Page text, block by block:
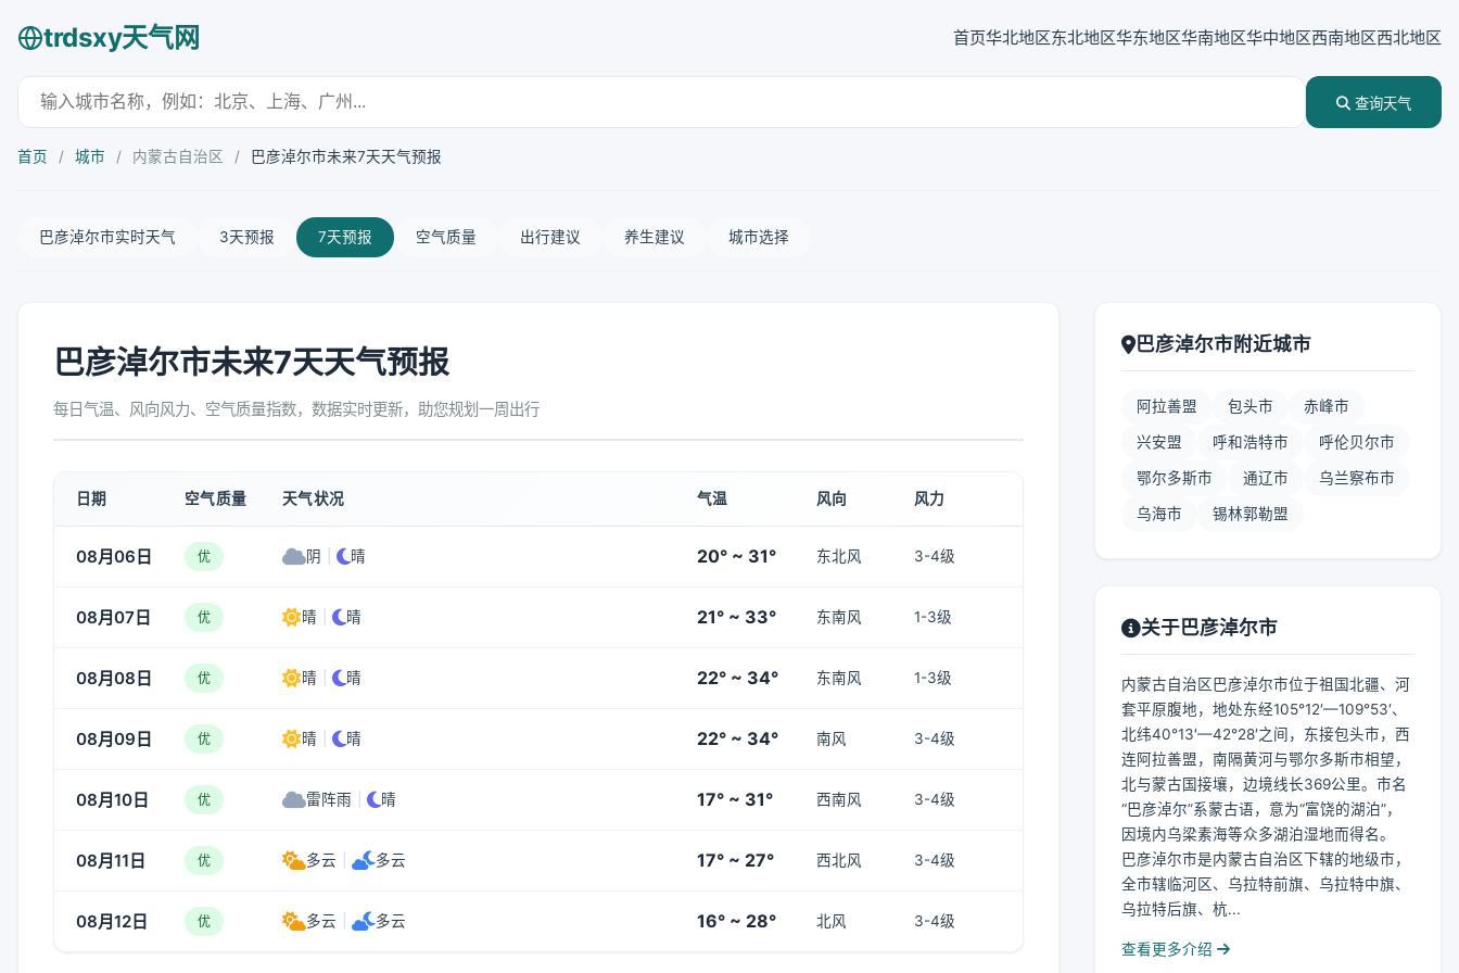
trdsxy天气网 首页华北地区东北地区华东地区华南地区华中地区西南地区西北地区
查询天气
首页 / 城市 / 内蒙古自治区 / 巴彦淖尔市未来7天天气预报
巴彦淖尔市实时天气 3天预报 7天预报 空气质量 出行建议 养生建议 城市选择
巴彦淖尔市未来7天天气预报
每日气温、风向风力、空气质量指数，数据实时更新，助您规划一周出行
日期 空气质量 天气状况 气温 风向 风力
08月06日 优 阴 晴 20° ~ 31° 东北风 3-4级
08月07日 优 晴 晴 21° ~ 33° 东南风 1-3级
08月08日 优 晴 晴 22° ~ 34° 东南风 1-3级
08月09日 优 晴 晴 22° ~ 34° 南风 3-4级
08月10日 优 雷阵雨 晴 17° ~ 31° 西南风 3-4级
08月11日 优 多云 多云 17° ~ 27° 西北风 3-4级
08月12日 优 多云 多云 16° ~ 28° 北风 3-4级
巴彦淖尔市附近城市
阿拉善盟 包头市 赤峰市
兴安盟 呼和浩特市 呼伦贝尔市
鄂尔多斯市 通辽市 乌兰察布市
乌海市 锡林郭勒盟
关于巴彦淖尔市
内蒙古自治区巴彦淖尔市位于祖国北疆、河
套平原腹地，地处东经105°12′—109°53′、
北纬40°13′—42°28′之间，东接包头市，西
连阿拉善盟，南隔黄河与鄂尔多斯市相望，
北与蒙古国接壤，边境线长369公里。市名
“巴彦淖尔”系蒙古语，意为“富饶的湖泊”，
因境内乌梁素海等众多湖泊湿地而得名。
巴彦淖尔市是内蒙古自治区下辖的地级市，
全市辖临河区、乌拉特前旗、乌拉特中旗、
乌拉特后旗、杭...
查看更多介绍